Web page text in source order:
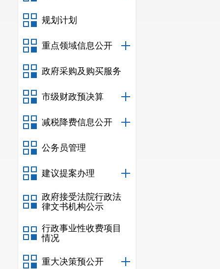
规划计划
重点领域信息公开
政府采购及购买服务
市级财政预决算
减税降费信息公开
公务员管理
建议提案办理
政府接受法院行政法
律文书机构公示
行政事业性收费项目
情况
重大决策预公开